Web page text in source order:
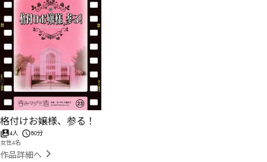
格付けお嬢様、参る！
4人
女性4名
80分
作品詳細へ